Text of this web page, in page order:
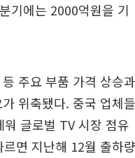
기에는 2000억원을 기
주요 부품 가격 상승과
위축됐다. 중국 업체들
글로벌 TV 시장 점유
면 지난해 12월 출하량